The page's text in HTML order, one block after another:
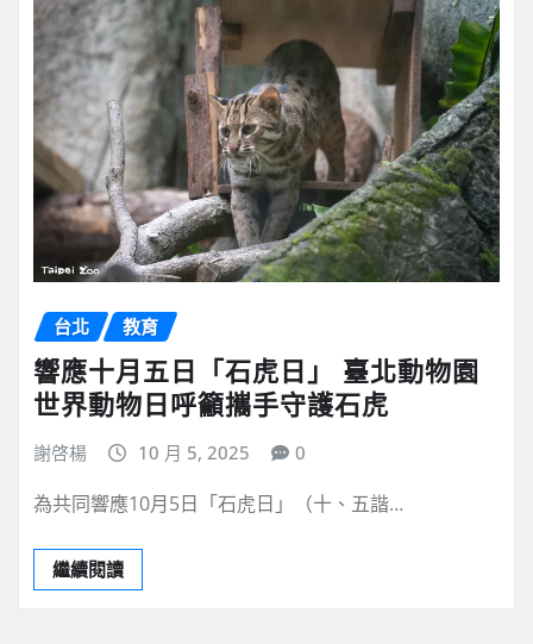
台北 教育
響應十月五日「石虎日」 臺北動物園
世界動物日呼籲攜手守護石虎
謝啓楊 10 月 5, 2025 0
為共同響應10月5日「石虎日」（十、五諧…
繼續閱讀